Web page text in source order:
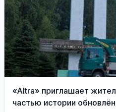
«Altra» приглашает
частью истории